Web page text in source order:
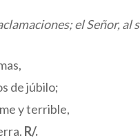
el Señor, al
de júbilo;
y terrible,
R/.